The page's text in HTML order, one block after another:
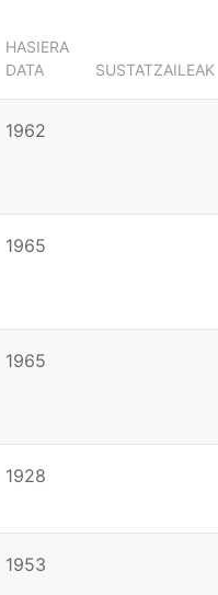
HASIERA
DATA
SUSTATZAILEAK
1962
1965
1965
1928
1953